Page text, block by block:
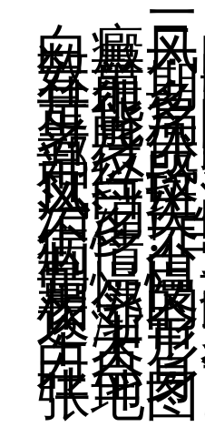
三
白癜
数量
在前
是很
可能
者身
部位
神经
风白
治消
不多!
病情
制，
量慢
相邻
逐渐
个未
白点
在全
张地